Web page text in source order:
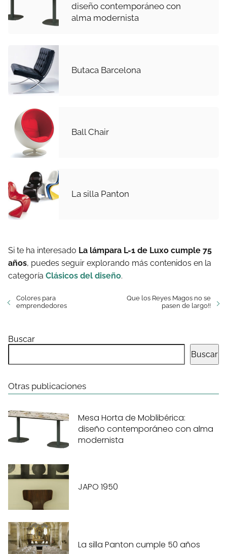
diseño contemporáneo con
alma modernista
Butaca Barcelona
Ball Chair
La silla Panton
Si te ha interesado La lámpara L-1 de Luxo cumple 75
años, puedes seguir explorando más contenidos en la
categoría Clásicos del diseño.
Colores para
emprendedores
Que los Reyes Magos no se
pasen de largo!!
Buscar
Buscar
Otras publicaciones
Mesa Horta de Moblibérica:
diseño contemporáneo con alma
modernista
JAPO 1950
La silla Panton cumple 50 años